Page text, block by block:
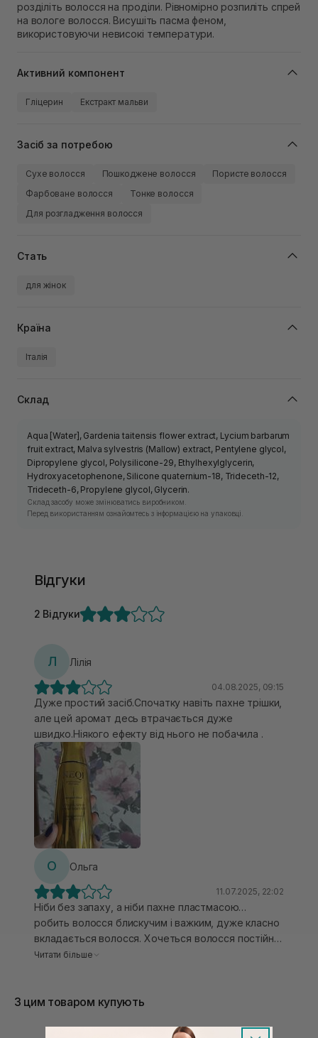
розділіть волосся на проділи. Рівномірно розпиліть спрей
на вологе волосся. Висушіть пасма феном,
використовуючи невисокі температури.
Активний компонент
Гліцерин Екстракт мальви
Засіб за потребою
Сухе волосся Пошкоджене волосся
Пористе волосся
Фарбоване волосся
Тонке волосся
Для розгладження волосся
Стать
для жінок
Країна
Італія
Склад
Aqua [Water], Gardenia taitensis flower extract, Lycium barbarum
fruit extract, Malva sylvestris (Mallow) extract, Pentylene glycol,
Dipropylene glycol, Polysilicone-29, Ethylhexylglycerin,
Hydroxyacetophenone, Silicone quaternium-18, Trideceth-12,
Trideceth-6, Propylene glycol, Glycerin.
Склад засобу може змінюватись виробником.
Перед використанням ознайомтесь з інформацією на упаковці.
Відгуки
2 Відгуки
Л Лілія
04.08.2025, 09:15
Дуже простий засіб.Спочатку навіть пахне трішки,
але цей аромат десь втрачається дуже
швидко.Ніякого ефекту від нього не побачила .
О Ольга
11.07.2025, 22:02
Ніби без запаху, а ніби пахне пластмасою…
робить волосся блискучим і важким, дуже класно
вкладається волосся. Хочеться волосся постійно
рухати руками. Але не повторю, бо двоякі
класний розпилювач, дуже легко і дрібно
баночку якийсь інший спрей…)
Читати більше
З цим товаром купують